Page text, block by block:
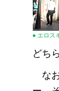
● エロス
どち
な